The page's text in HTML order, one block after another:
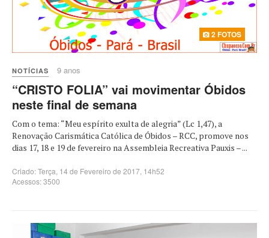
2 FOTOS
NOTÍCIAS 9 anos
“CRISTO FOLIA” vai movimentar Óbidos
neste final de semana
Com o tema: “Meu espírito exulta de alegria” (Lc 1,47), a
Renovação Carismática Católica de Óbidos – RCC, promove nos
dias 17, 18 e 19 de fevereiro na Assembleia Recreativa Pauxis – ...
Criado: Terça, 14 de Fevereiro de 2017, 14h52
Acessos: 3500